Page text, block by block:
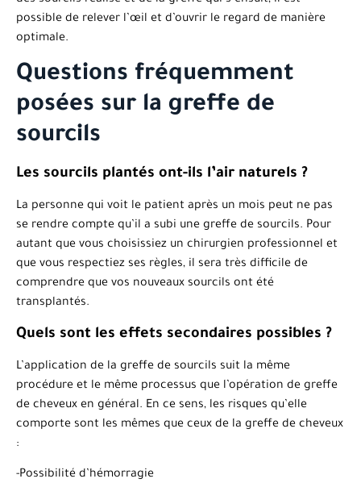
possible de relever l’œil et d’ouvrir le regard de manière
optimale.
Questions fréquemment
posées sur la greffe de
sourcils
Les sourcils plantés ont-ils l’air naturels ?
La personne qui voit le patient après un mois peut ne pas
se rendre compte qu’il a subi une greffe de sourcils. Pour
autant que vous choisissiez un chirurgien professionnel et
que vous respectiez ses règles, il sera très difficile de
comprendre que vos nouveaux sourcils ont été
transplantés.
Quels sont les effets secondaires possibles ?
L’application de la greffe de sourcils suit la même
procédure et le même processus que l’opération de greffe
de cheveux en général. En ce sens, les risques qu’elle
comporte sont les mêmes que ceux de la greffe de cheveux
:
-Possibilité d’hémorragie